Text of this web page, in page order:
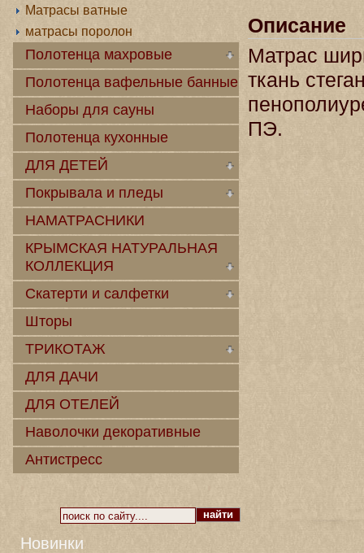
Описание
Матрас
ткань
ПЭ.
Матрасы ватные
матрасы поролон
Полотенца махровые
Полотенца вафельные банные
Наборы для сауны
Полотенца кухонные
ДЛЯ ДЕТЕЙ
Покрывала и пледы
НАМАТРАСНИКИ
КРЫМСКАЯ НАТУРАЛЬНАЯ
КОЛЛЕКЦИЯ
Скатерти и салфетки
Шторы
ТРИКОТАЖ
ДЛЯ ДАЧИ
ДЛЯ ОТЕЛЕЙ
Наволочки декоративные
Антистресс
Новинки